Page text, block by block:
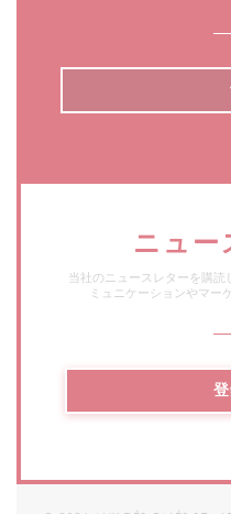
ニュー
当社のニュースレターを購読
ミュニケーションやマー